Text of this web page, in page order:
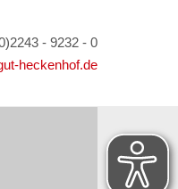
- 9232 - 0
heckenhof.de